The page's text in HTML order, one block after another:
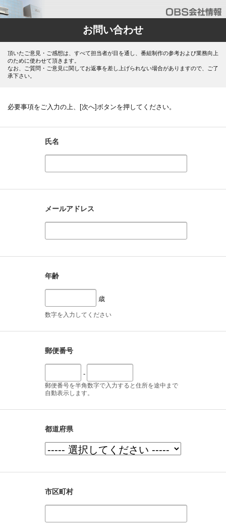
お問い合わせ
頂いたご意見・ご感想は、すべて担当者が目を通し、番組制作の参考および業務向上
のために使わせて頂きます。
なお、ご質問・ご意見に関してお返事を差し上げられない場合がありますので、ご了
承下さい。
必要事項をご入力の上、[次へ]ボタンを押してください。
氏名
メールアドレス
年齢
歳
数字を入力してください
郵便番号
-
郵便番号を半角数字で入力すると住所を途中まで
自動表示します。
都道府県
市区町村